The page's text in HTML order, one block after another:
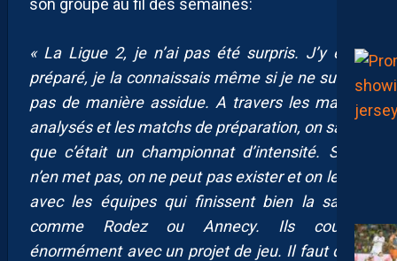
« La Ligue 2, je n’ai pas été surpris. J’y étais
préparé, je la connaissais même si je ne suivais
pas de manière assidue. A travers les matchs
analysés et les matchs de préparation, on savait
que c’était un championnat d’intensité. Si on
n’en met pas, on ne peut pas exister et on le voit
avec les équipes qui finissent bien la saison
comme Rodez ou Annecy. Ils courent
énormément avec un projet de jeu. Il faut de la